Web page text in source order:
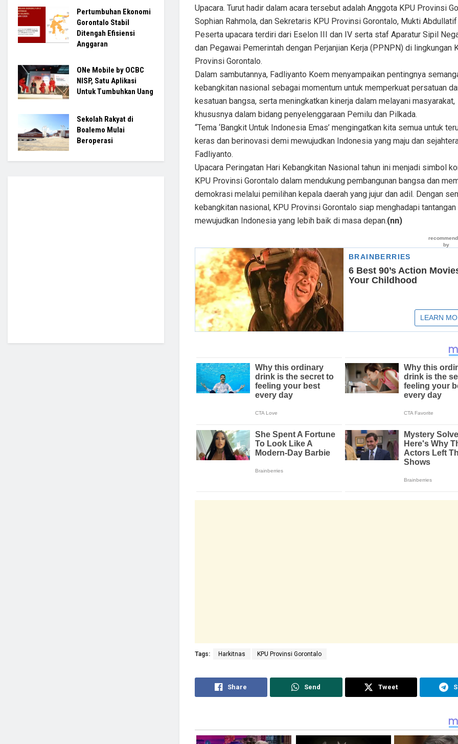
Upacara. Turut hadir dalam acara tersebut adalah Anggota KPU Provinsi
Sophian Rahmola, dan Sekretaris KPU Provinsi Gorontalo, Mukti
Peserta upacara terdiri dari Eselon III dan IV serta staf Aparatur Sipil
dan Pegawai Pemerintah dengan Perjanjian Kerja (PPNPN) di lingkungan
Provinsi Gorontalo.
Dalam sambutannya, Fadliyanto Koem menyampaikan pentingnya
kebangkitan nasional sebagai momentum untuk memperkuat persatuan
kesatuan bangsa, serta meningkatkan kinerja dalam melayani masyarakat,
khususnya dalam bidang penyelenggaraan Pemilu dan Pilkada.
“Tema ‘Bangkit Untuk Indonesia Emas’ mengingatkan kita semua untuk
keras dan berinovasi demi mewujudkan Indonesia yang maju dan
Fadliyanto.
Upacara Peringatan Hari Kebangkitan Nasional tahun ini menjadi simbol
KPU Provinsi Gorontalo dalam mendukung pembangunan bangsa dan
demokrasi melalui pemilihan kepala daerah yang jujur dan adil. Dengan
kebangkitan nasional, KPU Provinsi Gorontalo siap menghadapi tantangan
mewujudkan Indonesia yang lebih baik di masa depan.(nn)
Tags: Harkitnas KPU Provinsi Gorontalo
Share Send Tweet
Pertumbuhan Ekonomi
Gorontalo Stabil
Ditengah Efisiensi
Anggaran
ONe Mobile by OCBC
NISP, Satu Aplikasi
Untuk Tumbuhkan Uang
Sekolah Rakyat di
Boalemo Mulai
Beroperasi